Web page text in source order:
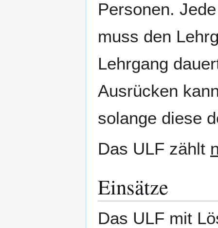
Personen.
muss den
Lehrgang
Ausrücken
solange diese
Das ULF zählt
Einsätze
Das ULF mit